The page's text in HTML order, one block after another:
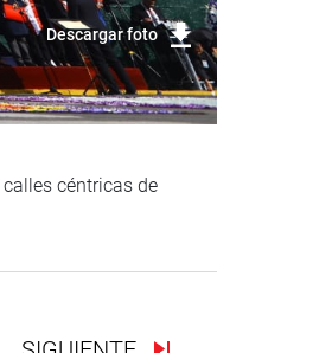
Descargar foto
céntricas de